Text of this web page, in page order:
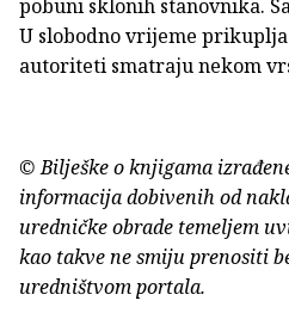
pobuni sklonih stanovnika.
U slobodno vrijeme
autoriteti smatraju nekom
© Bilješke o knjigama
informacija dobivenih od
uredničke obrade temeljem
kao takve ne smiju prenositi
uredništvom portala.